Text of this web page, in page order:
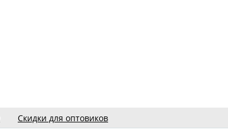
Скидки для оптовиков